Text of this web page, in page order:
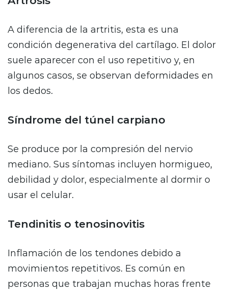
A diferencia de la artritis, esta es una
condición degenerativa del cartílago. El dolor
suele aparecer con el uso repetitivo y, en
algunos casos, se observan deformidades en
los dedos.
Síndrome del túnel carpiano
Se produce por la compresión del nervio
mediano. Sus síntomas incluyen hormigueo,
debilidad y dolor, especialmente al dormir o
usar el celular.
Tendinitis o tenosinovitis
Inflamación de los tendones debido a
movimientos repetitivos. Es común en
personas que trabajan muchas horas frente